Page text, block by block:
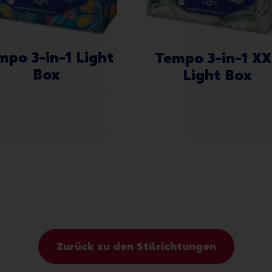
3-in-1 Light
Box
Tempo 3-in-1
Light Box
Zurück zu den Stilrichtungen